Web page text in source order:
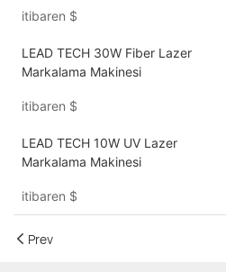
itibaren $
LEAD TECH 30W Fiber Lazer
Markalama Makinesi
itibaren $
LEAD TECH 10W UV Lazer
Markalama Makinesi
itibaren $
Prev